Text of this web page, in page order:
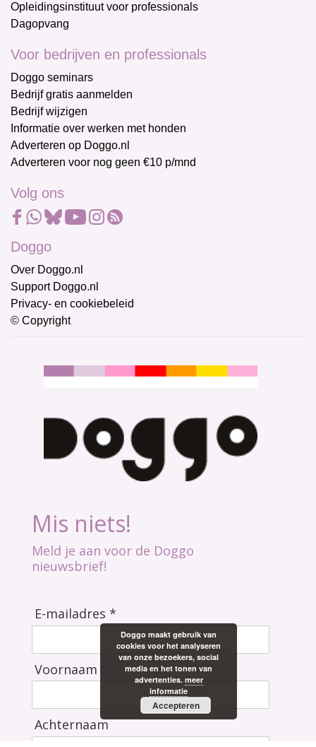
Opleidingsinstituut voor professionals
Dagopvang
Voor bedrijven en professionals
Doggo seminars
Bedrijf gratis aanmelden
Bedrijf wijzigen
Informatie over werken met honden
Adverteren op Doggo.nl
Adverteren voor nog geen €10 p/mnd
Volg ons
Doggo
Over Doggo.nl
Support Doggo.nl
Privacy- en cookiebeleid
© Copyright
Mis niets!
Meld je aan voor de Doggo
nieuwsbrief!
E-mailadres *
Voornaam
Achternaam
Doggo maakt gebruik van
cookies voor het analyseren
van onze bezoekers, social
media en het tonen van
advertenties. meer
informatie
Accepteren